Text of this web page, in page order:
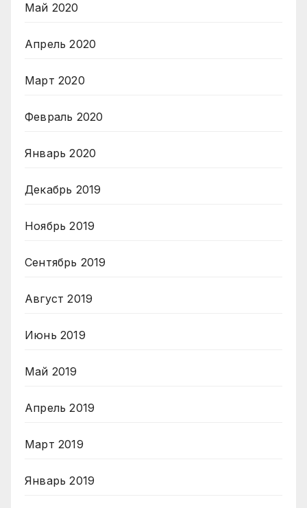
Май 2020
Апрель 2020
Март 2020
Февраль 2020
Январь 2020
Декабрь 2019
Ноябрь 2019
Сентябрь 2019
Август 2019
Июнь 2019
Май 2019
Апрель 2019
Март 2019
Январь 2019